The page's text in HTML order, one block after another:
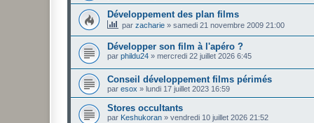
Développement des plan films
par zacharie » samedi 21 novembre 2009 21:00
Développer son film à l'apéro ?
par phildu24 » mercredi 22 juillet 2026 6:45
Conseil développement films périmés
par esox » lundi 17 juillet 2023 16:59
Stores occultants
par Keshukoran » vendredi 10 juillet 2026 21:52